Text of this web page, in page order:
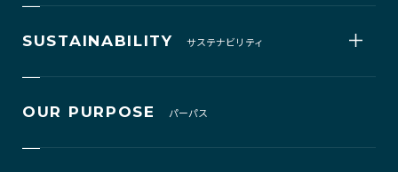
SUSTAINABILITY サステナビリティ
OUR PURPOSE パーパス